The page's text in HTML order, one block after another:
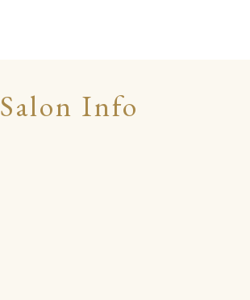
Salon Info